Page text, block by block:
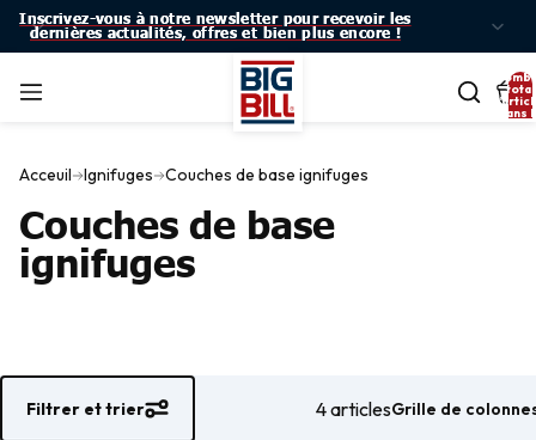
Inscrivez-vous à notre newsletter pour recevoir les
dernières actualités, offres et bien plus encore !
Inscrivez-vous à notre newsletter pour recevoir les
dernières actualités, offres et bien plus encore !
total
dans
Acceuil Ignifuges Couches de base ignifuges
Couches de base
ignifuges
Filtrer et trier 4 articlesGrille de